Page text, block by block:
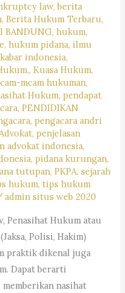
law,berita
,Berita Hukum Terbaru,
BANDUNG,hukum,
,hukum pidana, ilmu
kabar indonesia,
,Kuasa Hukum,
mcam hukuman,
Hukum,pendapat
,PENDIDIKAN
,pengacara andri
,penjelasan
advokat indonesia,
,pidana kurungan,
tutupan,PKPA,sejarah
hukum,tips hukum
admin situs web 2020
Penasihat Hukum atau
Polisi, Hakim)
praktik dikenal juga
Dapat berarti
nasihat